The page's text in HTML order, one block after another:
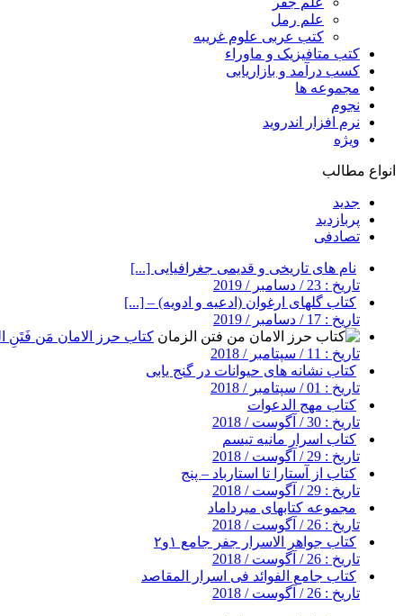
علم رمل
کتب عربی علوم غریبه
کتب متافیزیک و ماوراء
کسب درآمد و بازاریابی
مجموعه ها
نجوم
نرم افزار اندروید
ویژه
انواع مطالب
جدید
پربازدید
تصادفی
نام های تاریخی و قدیمی جغرافیایی [...]
تاریخ : 23 / دسامبر / 2019
کتاب گلهای ارغوان (ادعیه و ادویه) – [...]
تاریخ : 17 / دسامبر / 2019
کتاب حرز الامان مَن فَتَنِ
تاریخ : 11 / سپتامبر / 2018
کتاب نشانه های حیوانات در گنج یابی
تاریخ : 01 / سپتامبر / 2018
کتاب مهج الدعوات
تاریخ : 30 / آگوست / 2018
کتاب اسرار مانیه تیسم
تاریخ : 29 / آگوست / 2018
کتاب از آستارا تا استارباد – پنج
تاریخ : 29 / آگوست / 2018
مجموعه کتابهای میرداماد
تاریخ : 26 / آگوست / 2018
کتاب جواهر الاسرار جفر جامع ۱و۲
تاریخ : 26 / آگوست / 2018
کتاب جامع الفوائد فی اسرار المقاصد
تاریخ : 26 / آگوست / 2018